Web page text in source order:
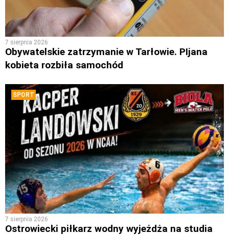
7 sierpnia 2026
Obywatelskie zatrzymanie w Tarłowie. PIjana
kobieta rozbiła samochód
SPORT
7 sierpnia 2026
Ostrowiecki piłkarz wodny wyjeżdża na studia